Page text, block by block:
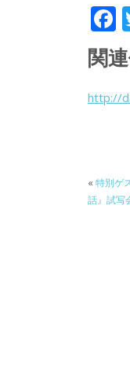
F
e
k
関
http://
« 特別ゲ
話』試写